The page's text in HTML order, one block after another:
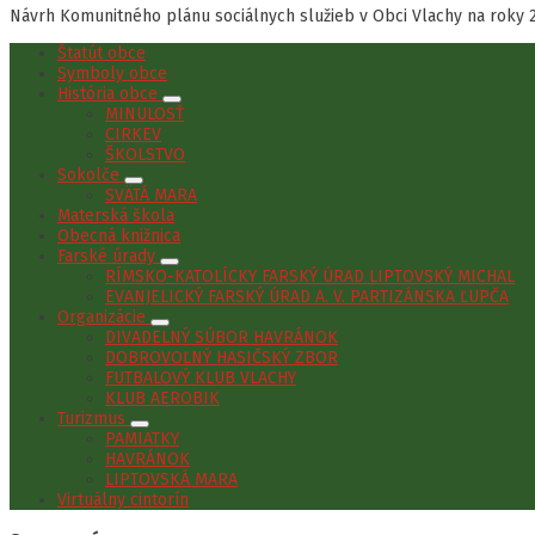
Návrh Komunitného plánu sociálnych služieb v Obci Vlachy na roky
Štatút obce
Symboly obce
História obce
MINULOSŤ
CIRKEV
ŠKOLSTVO
Sokolče
SVÄTÁ MARA
Materská škola
Obecná knižnica
Farské úrady
RÍMSKO-KATOLÍCKY FARSKÝ ÚRAD LIPTOVSKÝ MICHAL
EVANJELICKÝ FARSKÝ ÚRAD A. V. PARTIZÁNSKA ĽUPČA
Organizácie
DIVADELNÝ SÚBOR HAVRÁNOK
DOBROVOĽNÝ HASIČSKÝ ZBOR
FUTBALOVÝ KLUB VLACHY
KLUB AEROBIK
Turizmus
PAMIATKY
HAVRÁNOK
LIPTOVSKÁ MARA
Virtuálny cintorín